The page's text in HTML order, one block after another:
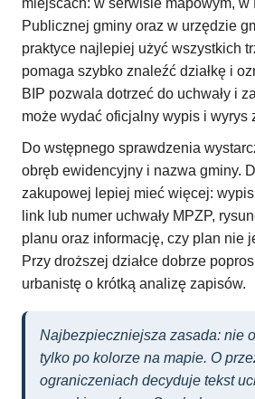
miejscach: w serwisie mapowym, w
Publicznej gminy oraz w urzędzie
praktyce najlepiej użyć wszystkich
pomaga szybko znaleźć działkę i
BIP pozwala dotrzeć do uchwały i
może wydać oficjalny wypis i wyrys
Do wstępnego sprawdzenia
obręb ewidencyjny i nazwa gminy.
zakupowej lepiej mieć więcej:
link lub numer uchwały MPZP,
planu oraz informację, czy plan nie
Przy droższej działce dobrze
urbanistę o krótką analizę zapisów.
Najbezpieczniejsza zasada: nie
tylko po kolorze na mapie. O
ograniczeniach decyduje tekst